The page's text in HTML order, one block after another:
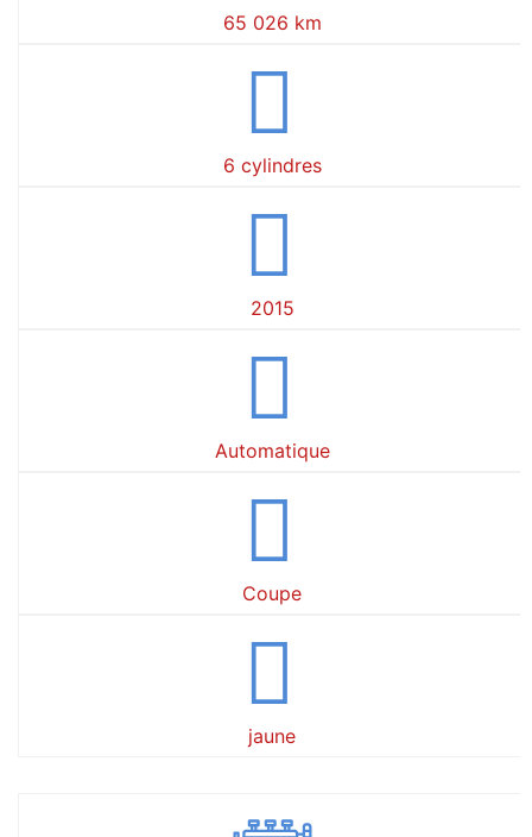
65 026 km
6 cylindres
2015
Automatique
Coupe
jaune